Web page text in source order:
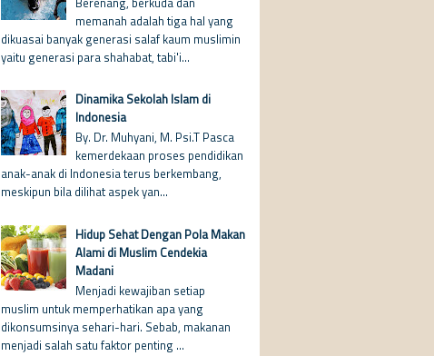
memanah adalah tiga hal yang
dikuasai banyak generasi salaf kaum muslimin
yaitu generasi para shahabat, tabi'i...
Dinamika Sekolah Islam di
Indonesia
By. Dr. Muhyani, M. Psi.T Pasca
kemerdekaan proses pendidikan
anak-anak di Indonesia terus berkembang,
meskipun bila dilihat aspek yan...
Hidup Sehat Dengan Pola Makan
Alami di Muslim Cendekia
Madani
Menjadi kewajiban setiap
muslim untuk memperhatikan apa yang
dikonsumsinya sehari-hari. Sebab, makanan
menjadi salah satu faktor penting ...